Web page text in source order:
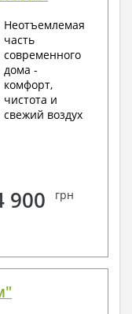
Неотъемлемая
часть
современного
дома -
комфорт,
чистота и
свежий воздух
900 грн